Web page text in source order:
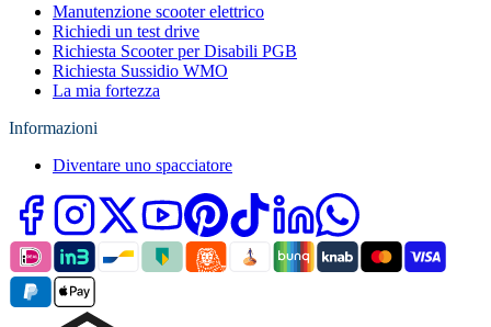
Manutenzione scooter elettrico
Richiedi un test drive
Richiesta Scooter per Disabili PGB
Richiesta Sussidio WMO
La mia fortezza
Informazioni
Diventare uno spacciatore